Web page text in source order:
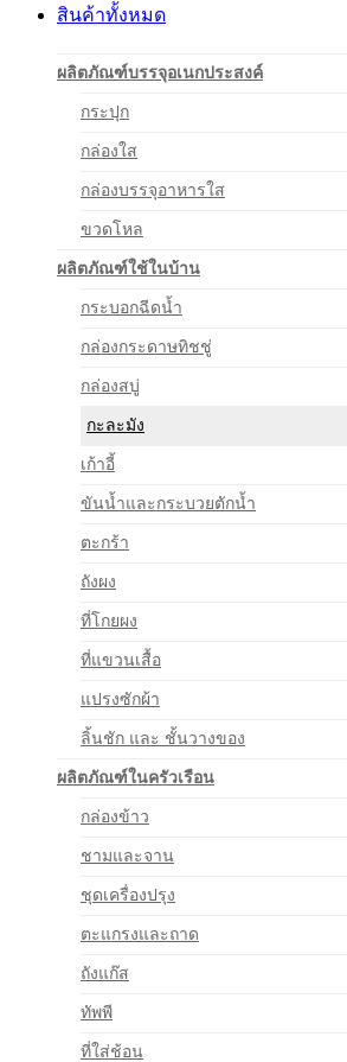
สินค้าทั้งหมด
ผลิตภัณฑ์บรรจุอเนกประสงค์
กระปุก
กล่องใส
กล่องบรรจุอาหารใส
ขวดโหล
ผลิตภัณฑ์ใช้ในบ้าน
กระบอกฉีดน้ำ
กล่องกระดาษทิชชู่
กล่องสบู่
กะละมัง
เก้าอี้
ขันน้ำและกระบวยตักน้ำ
ตะกร้า
ถังผง
ที่โกยผง
ที่แขวนเสื้อ
แปรงซักผ้า
ลิ้นชัก และ ชั้นวางของ
ผลิตภัณฑ์ในครัวเรือน
กล่องข้าว
ชามและจาน
ชุดเครื่องปรุง
ตะแกรงและถาด
ถังแก๊ส
ทัพพี
ที่ใส่ช้อน